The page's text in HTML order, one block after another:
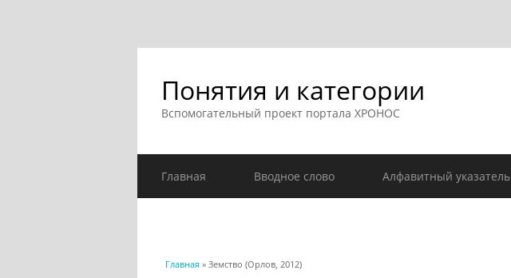
Понятия и категории
Вспомогательный проект портала ХРОНОС
Главная Вводное слово Алфавитный указатель
Вы здесь
Главная » Земство (Орлов, 2012)